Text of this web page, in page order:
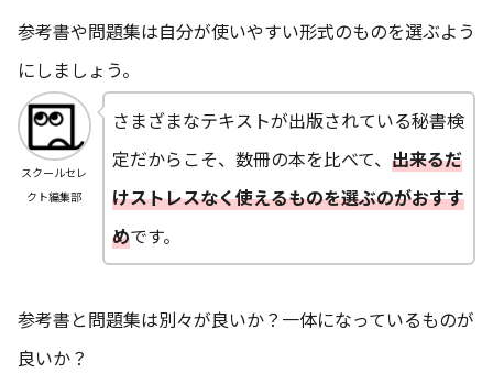
参考書や問題集は自分が使いやすい形式のものを選ぶよう
にしましょう。
スクールセレ
クト編集部
さまざまなテキストが出版されている秘書検
定だからこそ、数冊の本を比べて、 出来るだ
けストレスなく使えるものを選ぶのがおすす
めです。
参考書と問題集は別々が良いか？一体になっているものが
良いか？